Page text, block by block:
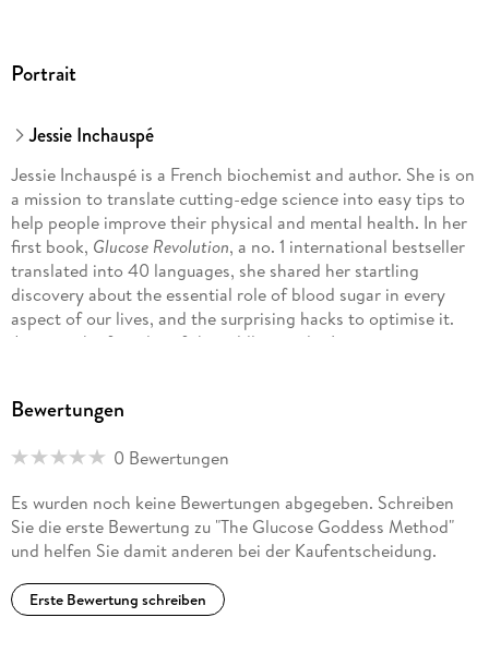
Portrait
Jessie Inchauspé
Jessie Inchauspé is a French biochemist and author. She is on
a mission to translate cutting-edge science into easy tips to
help people improve their physical and mental health. In her
first book, Glucose Revolution, a no. 1 international bestseller
translated into 40 languages, she shared her startling
discovery about the essential role of blood sugar in every
aspect of our lives, and the surprising hacks to optimise it.
Jessie is the founder of the wildly popular Instagram account
mathematics from King's College, London, and an MSc in
Bewertungen
0 Bewertungen
Es wurden noch keine Bewertungen abgegeben. Schreiben
Sie die erste Bewertung zu "The Glucose Goddess Method"
und helfen Sie damit anderen bei der Kaufentscheidung.
Erste Bewertung schreiben